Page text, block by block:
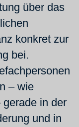
über das
konkret zur
bei.
– wie
in der
und in